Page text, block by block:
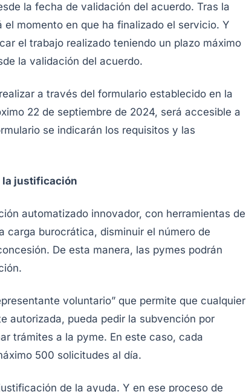
la fecha de validación del acuerdo. Tras la
momento en que ha finalizado el servicio. Y
el trabajo realizado teniendo un plazo máximo
la validación del acuerdo.
a través del formulario establecido en la
22 de septiembre de 2024, será accesible a
se indicarán los requisitos y las
la justificación
automatizado innovador, con herramientas de
carga burocrática, disminuir el número de
De esta manera, las pymes podrán
voluntario” que permite que cualquier
autorizada, pueda pedir la subvención por
trámites a la pyme. En este caso, cada
500 solicitudes al día.
de la ayuda. Y en ese proceso de